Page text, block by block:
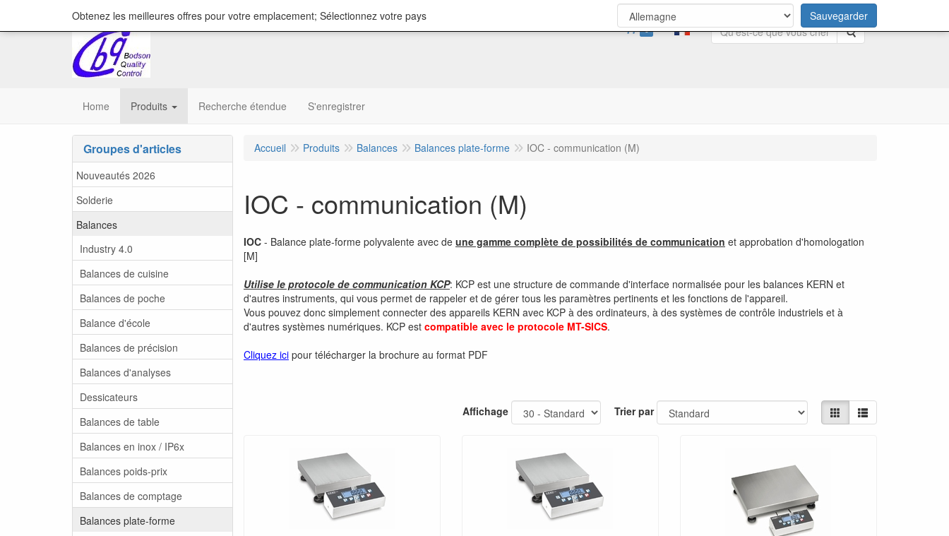
0 Rechercher
Home Produits Recherche étendue S'enregistrer
Groupes d'articles
Nouveautés 2026
Solderie
Balances
Industry 4.0
Balances de cuisine
Balances de poche
Balance d'école
Balances de précision
Balances d'analyses
Dessicateurs
Balances de table
Balances en inox / IP6x
Balances poids-prix
Balances de comptage
Balances plate-forme
Accueil Produits Balances Balances plate-forme IOC - communication (M)
IOC - communication (M)
IOC - Balance plate-forme polyvalente avec de une gamme complète de possibilités de communication et approbation d'homologation
[M]
Utilise le protocole de communication KCP: KCP est une structure de commande d'interface normalisée pour les balances KERN et
d'autres instruments, qui vous permet de rappeler et de gérer tous les paramètres pertinents et les fonctions de l'appareil.
Vous pouvez donc simplement connecter des appareils KERN avec KCP à des ordinateurs, à des systèmes de contrôle industriels et à
d'autres systèmes numériques. KCP est compatible avec le protocole MT-SICS.
Cliquez ici pour télécharger la brochure au format PDF
Affichage Trier par
Obtenez les meilleures offres pour votre emplacement; Sélectionnez votre pays Sauvegarder